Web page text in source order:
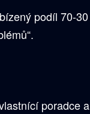
podíl 70-30
poradce a